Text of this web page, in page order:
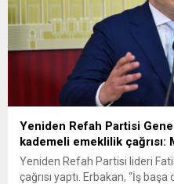
Yeniden Refah Partisi
kademeli emeklilik
Yeniden Refah Partisi lideri
çağrısı yaptı. Erbakan, “İş